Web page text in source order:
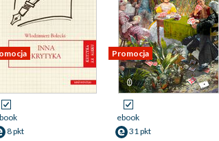
8 pkt
Promocja
ebook
31 pkt